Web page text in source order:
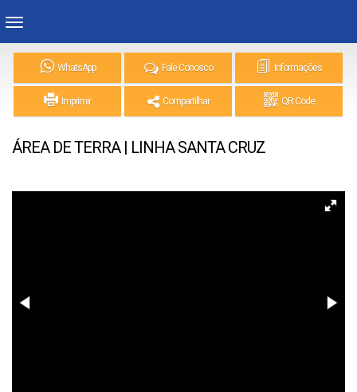
WhatsApp Fale Conosco Informações
Imprimir Compartilhar QR Code
ÁREA DE TERRA | LINHA SANTA CRUZ